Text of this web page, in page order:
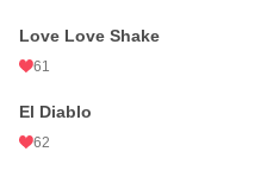
Love Love Shake
61
El Diablo
62